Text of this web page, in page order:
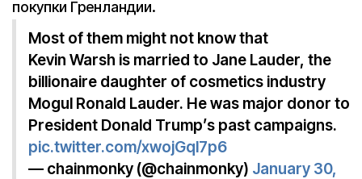
покупки Гренландии.
Most of them might not know that
Kevin Warsh is married to Jane Lauder, the
billionaire daughter of cosmetics industry
Mogul Ronald Lauder. He was major donor to
President Donald Trump’s past campaigns.
pic.twitter.com/xwojGql7p6
— chainmonky (@chainmonky) January 30,